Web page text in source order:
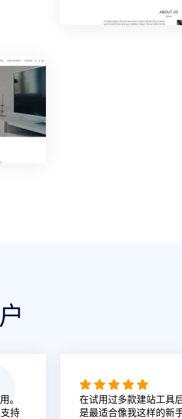
。
持
在试用过多款建站工具
是最适合像我这样的新